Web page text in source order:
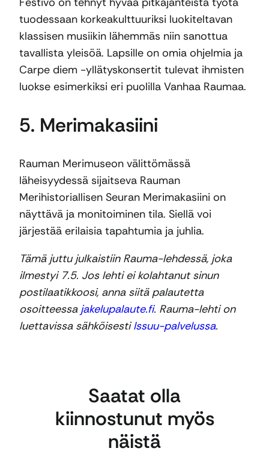
tuodessaan korkeakulttuuriksi luokiteltavan
klassisen musiikin lähemmäs niin sanottua
tavallista yleisöä. Lapsille on omia ohjelmia ja
Carpe diem -yllätyskonsertit tulevat ihmisten
luokse esimerkiksi eri puolilla Vanhaa Raumaa.
5. Merimakasiini
Rauman Merimuseon välittömässä
läheisyydessä sijaitseva Rauman
Merihistoriallisen Seuran Merimakasiini on
näyttävä ja monitoiminen tila. Siellä voi
järjestää erilaisia tapahtumia ja juhlia.
Tämä juttu julkaistiin Rauma-lehdessä, joka
ilmestyi 7.5. Jos lehti ei kolahtanut sinun
postilaatikkoosi, anna siitä palautetta
osoitteessa jakelupalaute.fi. Rauma-lehti on
luettavissa sähköisestiIssuu-palvelussa.
Saatat olla
kiinnostunut myös
näistä